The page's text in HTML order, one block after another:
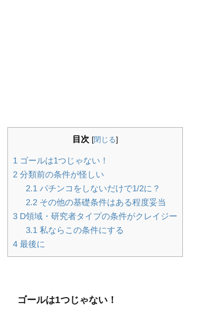
目次 [閉じる]
1 ゴールは1つじゃない！
2 分類前の条件が怪しい
2.1パチンコをしないだけで1/2に？
2.2その他の基礎条件はある程度妥当
3 D領域・研究者タイプの条件がクレイジー
3.1私ならこの条件にする
4 最後に
ゴールは1つじゃない！